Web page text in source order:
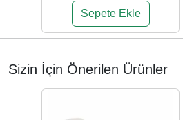
Sepete Ekle
Sizin İçin Önerilen Ürünler